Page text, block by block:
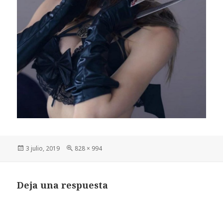
Publicado
3 julio, 2019
Tamaño
828 × 994
Deja una respuesta